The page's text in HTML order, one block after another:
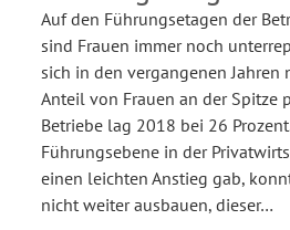
Auf den Führungsetagen der
sind Frauen immer noch
sich in den vergangenen Jahren
Anteil von Frauen an der Spitze
Betriebe lag 2018 bei 26
Führungsebene in der
einen leichten Anstieg gab,
nicht weiter ausbauen, dieser…